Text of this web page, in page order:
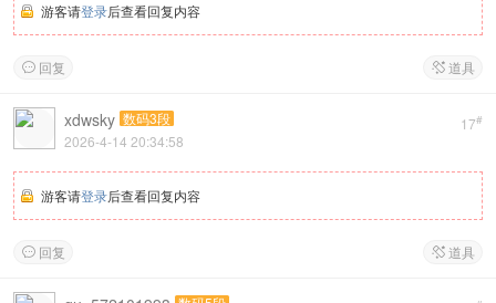
游客请登录后查看回复内容
 回复  道具
17#
xdwsky 数码3段
2026-4-14 20:34:58
游客请登录后查看回复内容
 回复  道具